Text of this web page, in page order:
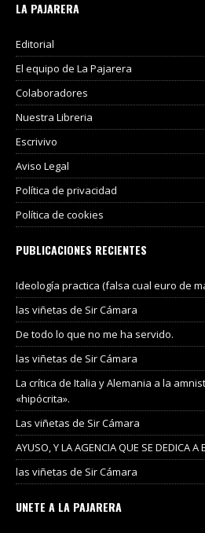
LA PAJARERA
Editorial
El equipo de La Pajarera
Colaboradores
Nuestra Libreria
Escrivivo
Aviso Legal
Política de privacidad
Política de cookies
PUBLICACIONES RECIENTES
Ideología practica (falsa cual euro de
las viñetas de Sir Cámara
De todo lo que no me ha servido.
las viñetas de Sir Cámara
La crítica de Italia y Alemania a la
«hipócrita».
Las viñetas de Sir Cámara
AYUSO, Y LA AGENCIA QUE SE DEDICA A
las viñetas de Sir Cámara
UNETE A LA PAJARERA